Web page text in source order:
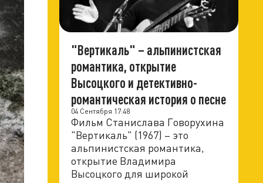
"Вертикаль" – альпинистская
романтика, открытие
Высоцкого и детективно-
романтическая история о песне
04 Сентября 17:48
Фильм Станислава Говорухина
"Вертикаль" (1967) – это
альпинистская романтика,
открытие Владимира
Высоцкого для широкой